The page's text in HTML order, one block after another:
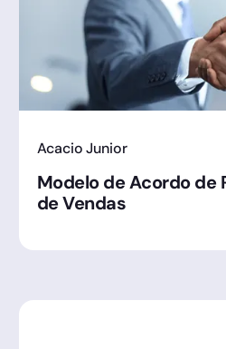
Acacio Junior
Modelo de Acordo de
de Vendas